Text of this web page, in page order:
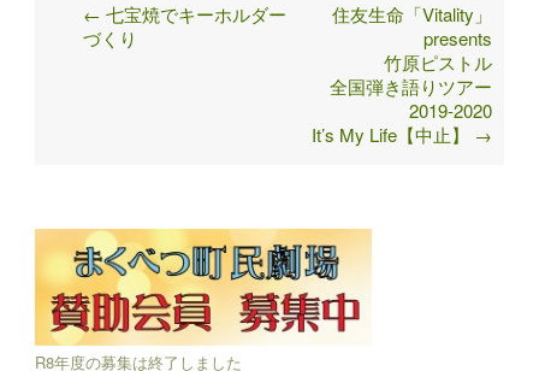
Post
navigation
← 七宝焼でキーホルダー
づくり
住友生命「Vitality」
presents
竹原ピストル
全国弾き語りツアー
2019-2020
It’s My Life【中止】
→
R8年度の募集は終了しました